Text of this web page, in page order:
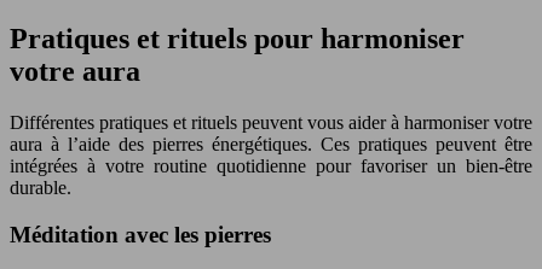
Pratiques et rituels pour harmoniser
votre aura
Différentes pratiques et rituels peuvent vous aider à harmoniser votre
aura à l’aide des pierres énergétiques. Ces pratiques peuvent être
intégrées à votre routine quotidienne pour favoriser un bien-être
durable.
Méditation avec les pierres